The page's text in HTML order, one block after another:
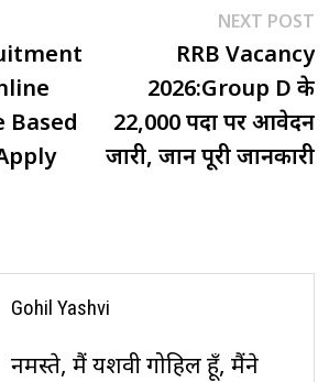
Based
NEXT POST
RRB Vacancy
2026:Group D के
22,000 पदों पर आवेदन
जारी, जानें पूरी जानकारी
Gohil Yashvi
नमस्ते, मैं यशवी गोहिल हूँ, मैंने